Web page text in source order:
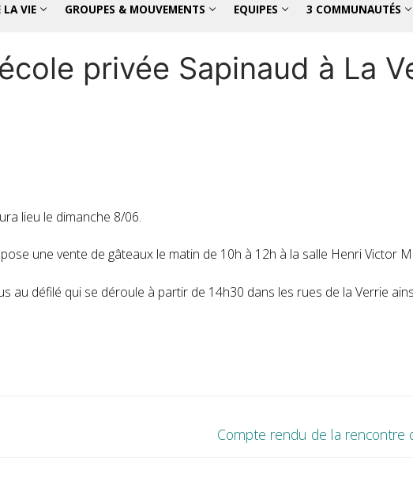
LA VIE GROUPES & MOUVEMENTS EQUIPES 3 COMMUNAUTÉS
privée Sapinaud à La
lieu le dimanche 8/06.
une vente de gâteaux le matin de 10h à 12h à la salle Henri Victor
au défilé qui se déroule à partir de 14h30 dans les rues de la Verrie
Next
Compte rendu de la rencontre